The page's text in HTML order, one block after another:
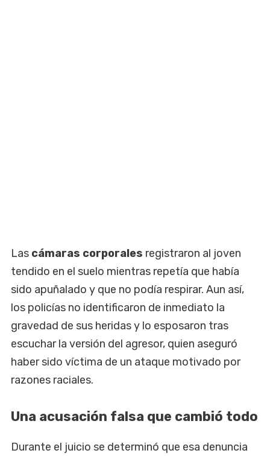
Las cámaras corporales registraron al joven
tendido en el suelo mientras repetía que había
sido apuñalado y que no podía respirar. Aun así,
los policías no identificaron de inmediato la
gravedad de sus heridas y lo esposaron tras
escuchar la versión del agresor, quien aseguró
haber sido víctima de un ataque motivado por
razones raciales.
Una acusación falsa que cambió todo
Durante el juicio se determinó que esa denuncia